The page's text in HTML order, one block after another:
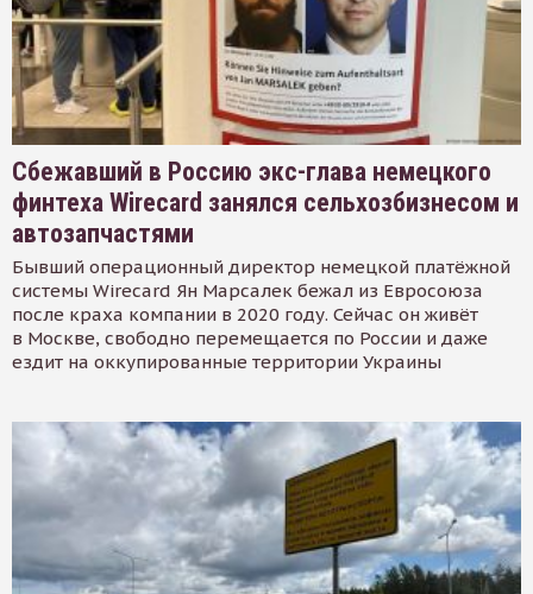
Сбежавший в Россию экс-глава немецкого
финтеха Wirecard занялся сельхозбизнесом и
автозапчастями
Бывший операционный директор немецкой платёжной
системы Wirecard Ян Марсалек бежал из Евросоюза
после краха компании в 2020 году. Сейчас он живёт
в Москве, свободно перемещается по России и даже
ездит на оккупированные территории Украины